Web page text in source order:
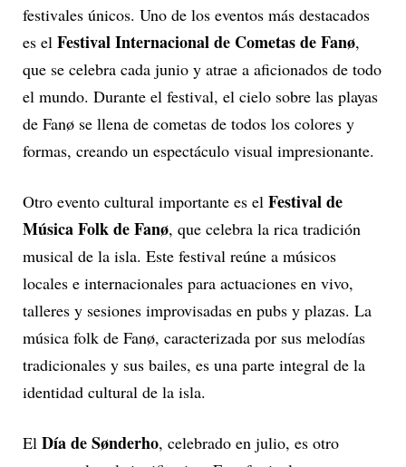
festivales únicos. Uno de los eventos más destacados
es el Festival Internacional de Cometas de Fanø,
que se celebra cada junio y atrae a aficionados de todo
el mundo. Durante el festival, el cielo sobre las playas
de Fanø se llena de cometas de todos los colores y
formas, creando un espectáculo visual impresionante.
Otro evento cultural importante es el Festival de
Música Folk de Fanø, que celebra la rica tradición
musical de la isla. Este festival reúne a músicos
locales e internacionales para actuaciones en vivo,
talleres y sesiones improvisadas en pubs y plazas. La
música folk de Fanø, caracterizada por sus melodías
tradicionales y sus bailes, es una parte integral de la
identidad cultural de la isla.
El Día de Sønderho, celebrado en julio, es otro